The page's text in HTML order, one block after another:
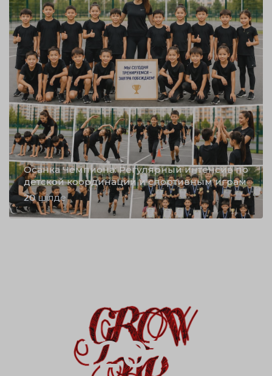
Осанка Чемпиона: Регулярный интенсив по
детской координации и спортивным играм
20 шілде
1207+